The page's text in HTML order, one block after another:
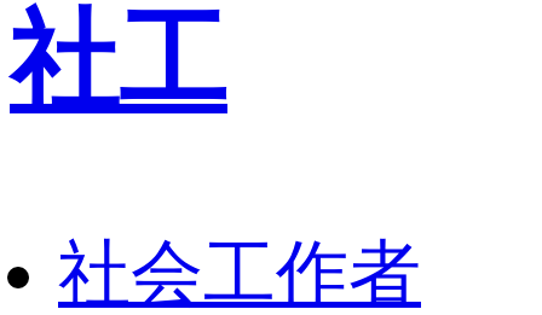
社工
社会工作者